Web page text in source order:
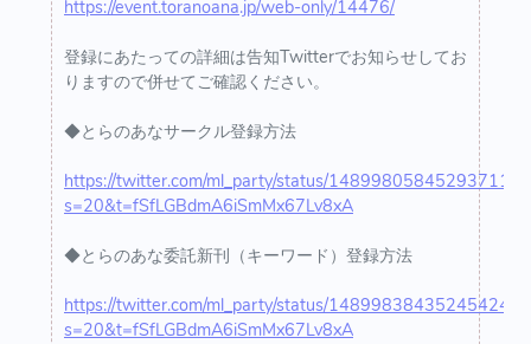
https://event.toranoana.jp/web-only/14476/
登録にあたっての詳細は告知Twitterでお知らせしてお
りますので併せてご確認ください。
◆とらのあなサークル登録方法
https://twitter.com/ml_party/status/
s=20&t=fSfLGBdmA6iSmMx67Lv8xA
◆とらのあな委託新刊（キーワード）登録方法
https://twitter.com/ml_party/status/
s=20&t=fSfLGBdmA6iSmMx67Lv8xA